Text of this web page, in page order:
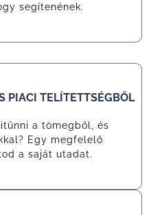
segítenének.
PIACI TELÍTETTSÉGBŐL
a tömegből, és
Egy megfelelő
a saját utadat.